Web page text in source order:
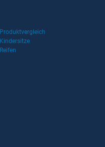
Produktvergleich
Kindersitze
Reifen